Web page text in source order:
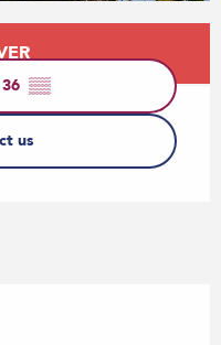
details
▒▒
us